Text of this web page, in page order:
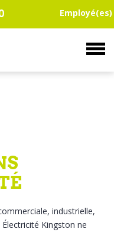
Employé(es)
industrielle,
Kingston ne